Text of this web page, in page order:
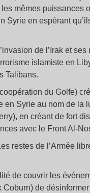
mêmes puissances
Syrie en espérant
de l’Irak et
islamiste en
Talibans.
du Golfe)
en Syrie au nom de la
en créant de fort
avec le Front Al-
restes de l’Armée
de couvrir les
de